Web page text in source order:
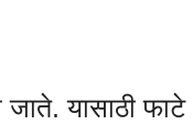
जाते. यासाठी फाटे